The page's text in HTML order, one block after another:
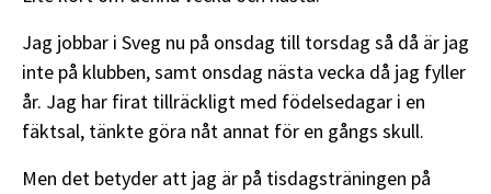
Jag jobbar i Sveg nu på onsdag till torsdag så då är jag
inte på klubben, samt onsdag nästa vecka då jag fyller
år. Jag har firat tillräckligt med födelsedagar i en
fäktsal, tänkte göra nåt annat för en gångs skull.
Men det betyder att jag är på tisdagsträningen på